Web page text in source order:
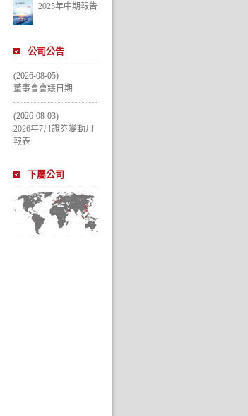
2025年中期報告
公司公告
(2026-08-05)
董事會會議日期
(2026-08-03)
2026年7月證券變動月
報表
下屬公司